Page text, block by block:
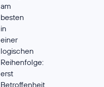
am
besten
in
einer
logischen
Reihenfolge:
erst
Betroffenheit